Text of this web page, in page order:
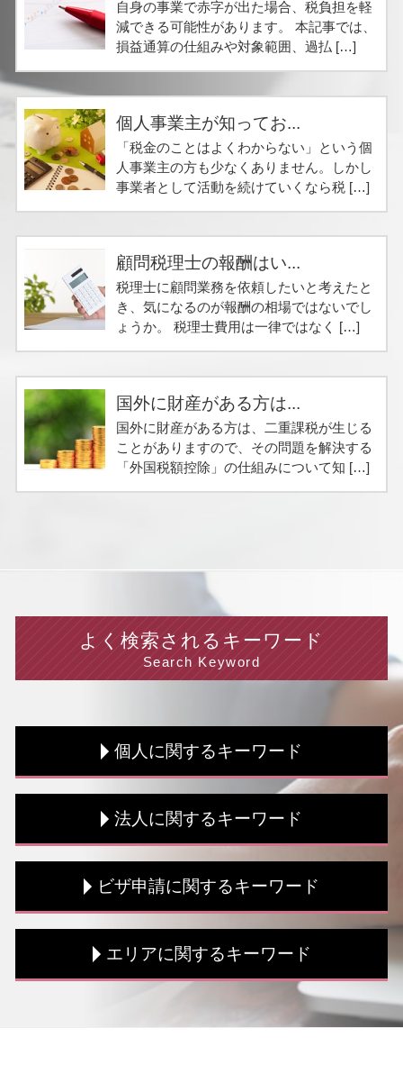
自身の事業で赤字が出た場合、税負担を軽
減できる可能性があります。 本記事では、
損益通算の仕組みや対象範囲、過払 […]
個人事業主が知ってお...
「税金のことはよくわからない」という個
人事業主の方も少なくありません。しかし
事業者として活動を続けていくなら税 […]
顧問税理士の報酬はい...
税理士に顧問業務を依頼したいと考えたと
き、気になるのが報酬の相場ではないでし
ょうか。 税理士費用は一律ではなく […]
国外に財産がある方は...
国外に財産がある方は、二重課税が生じる
ことがありますので、その問題を解決する
「外国税額控除」の仕組みについて知 […]
よく検索されるキーワード
Search Keyword
個人に関するキーワード
税理士 海外税務
税務書類 書き方
白色申告 メリット
確定申告 節税
個人事業主 事業計画書
相続時精算課税制度 メリット
資金調達 融資
法人に関するキーワード
税務調査 流れ
決算書 貸借対照表
住民税 非課税所得
中小企業投資促進税制 対象
法人税 計算方法
ビザ申請に関するキーワード
留学ビザ 就労制限
技能実習 ビザ
ビザ 申請書
エリアに関するキーワード
ビザ申請 新宿区 相談